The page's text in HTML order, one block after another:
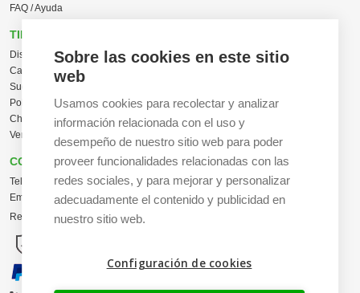
Sobre las cookies en este sitio
web
Usamos cookies para recolectar y analizar
información relacionada con el uso y
desempeño de nuestro sitio web para poder
proveer funcionalidades relacionadas con las
redes sociales, y para mejorar y personalizar
adecuadamente el contenido y publicidad en
nuestro sitio web.
Configuración de cookies
FAQ / Ayuda
TIENDA ONLINE
Diseña en línea ahora
Camisetas personalizadas
Sudaderas personalizadas
Polos personalizados
Chaquetas Softshell
Ver todas las categorías
CONTACTO
Tel:
+34 665 617 305
Email:
info@creacamisetas.es
Registro y cupones descuento